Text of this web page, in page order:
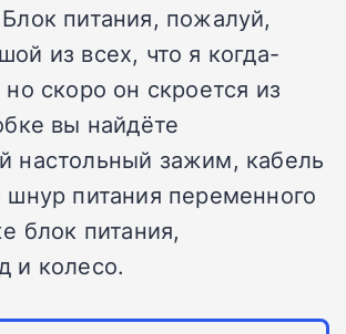
питания, пожалуй,
из всех, что я когда-
скоро он скроется из
вы найдёте
настольный зажим, кабель
шнур питания переменного
блок питания,
и колесо.